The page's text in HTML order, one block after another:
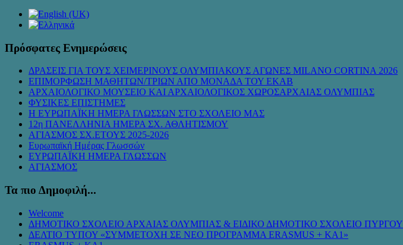
Πρόσφατες Ενημερώσεις
ΔΡΑΣΕΙΣ ΓΙΑ ΤΟΥΣ ΧΕΙΜΕΡΙΝΟΥΣ ΟΛΥΜΠΙΑΚΟΥΣ ΑΓΩΝΕΣ MILANO CORTINA 2026
ΕΠΙΜΟΡΦΩΣΗ ΜΑΘΗΤΩΝ/ΤΡΙΩΝ ΑΠΟ ΜΟΝΑΔΑ ΤΟΥ ΕΚΑΒ
ΑΡΧΑΙΟΛΟΓΙΚΟ ΜΟΥΣΕΙΟ ΚΑΙ ΑΡΧΑΙΟΛΟΓΙΚΟΣ ΧΩΡΟΣΑΡΧΑΙΑΣ ΟΛΥΜΠΙΑΣ
ΦΥΣΙΚΕΣ ΕΠΙΣΤΗΜΕΣ
Η ΕΥΡΩΠΑΪΚΗ ΗΜΕΡΑ ΓΛΩΣΣΩΝ ΣΤΟ ΣΧΟΛΕΙΟ ΜΑΣ
12η ΠΑΝΕΛΛΗΝΙΑ ΗΜΕΡΑ ΣΧ. ΑΘΛΗΤΙΣΜΟΥ
ΑΓΙΑΣΜΟΣ ΣΧ.ΕΤΟΥΣ 2025-2026
Ευρωπαϊκή Ημέρας Γλωσσών
ΕΥΡΩΠΑΪΚΗ ΗΜΕΡΑ ΓΛΩΣΣΩΝ
ΑΓΙΑΣΜΟΣ
Τα πιο Δημοφιλή...
Welcome
ΔΗΜΟΤΙΚΟ ΣΧΟΛΕΙΟ ΑΡΧΑΙΑΣ ΟΛΥΜΠΙΑΣ & ΕΙΔΙΚΟ ΔΗΜΟΤΙΚΟ ΣΧΟΛΕΙΟ ΠΥΡΓΟΥ
ΔΕΛΤΙΟ ΤΥΠΟΥ «ΣΥΜMΕΤΟΧΗ ΣΕ ΝΕΟ ΠΡΟΓΡΑΜΜΑ ERASMUS + KA1»